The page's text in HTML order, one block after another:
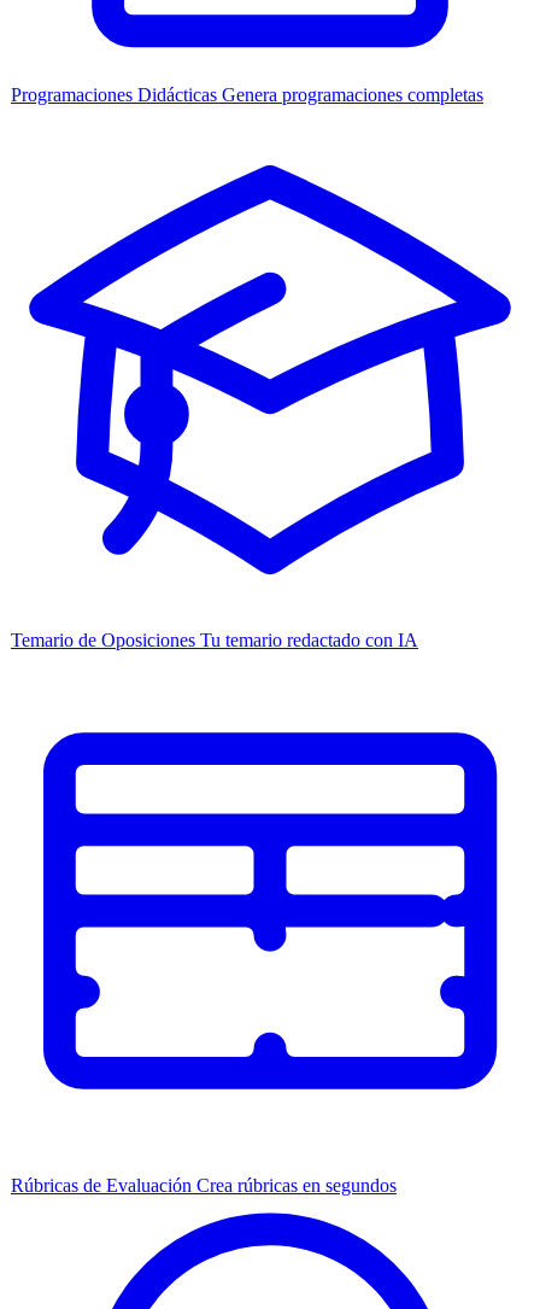
Programaciones Didácticas Genera programaciones completas
Temario de Oposiciones Tu temario redactado con IA
Rúbricas de Evaluación Crea rúbricas en segundos